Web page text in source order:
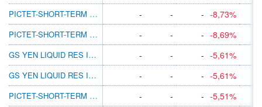
PICTET-SHORT-TERM MONEY MARKET JPY R
- - - -8,73%
PICTET-SHORT-TERM MONEY MARKET JPY P DY
- - - -8,69%
GS YEN LIQUID RES INST ACC
- - - -5,61%
GS YEN LIQUID RES INSTITUTIONAL ACC T
- - - -5,61%
PICTET-SHORT-TERM MONEY MARKET JPY TC
- - - -5,51%